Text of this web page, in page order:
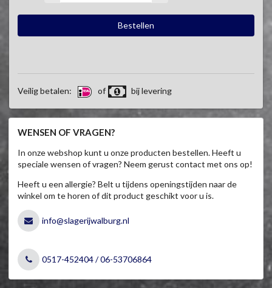
Veilig betalen: of bij levering
WENSEN OF VRAGEN?
In onze webshop kunt u onze producten bestellen. Heeft u
speciale wensen of vragen? Neem gerust contact met ons op!
Heeft u een allergie? Belt u tijdens openingstijden naar de
winkel om te horen of dit product geschikt voor u is.
info@slagerijwalburg.nl
0517-452404 / 06-53706864